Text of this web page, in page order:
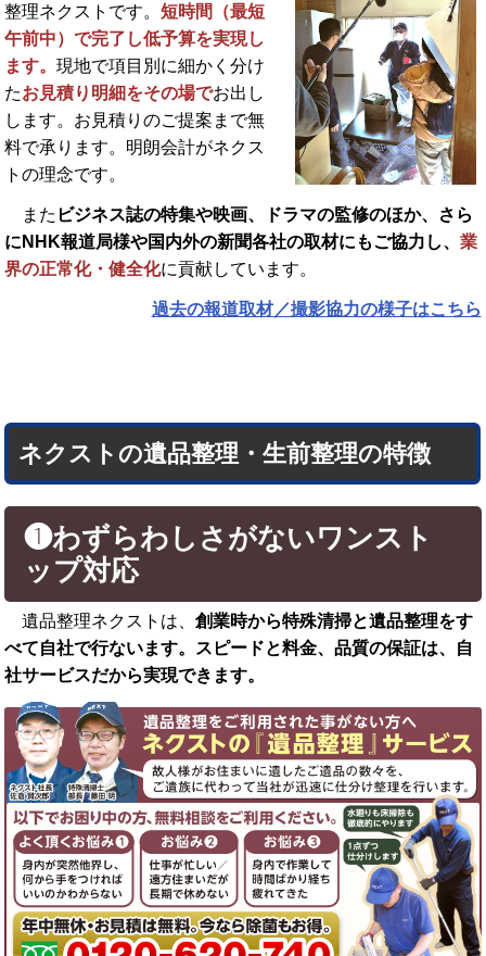
整理ネクストです。短時間（最短
午前中）で完了し低予算を実現し
ます。現地で項目別に細かく分け
たお見積り明細をその場でお出し
します。お見積りのご提案まで無
料で承ります。明朗会計がネクス
トの理念です。
また ビジネス誌の特集や映画、ドラマの監修のほか、さら
に NHK報道局様や国内外の新聞各社の取材にもご協力し、業
界の正常化・健全化に貢献しています。
過去の報道取材／撮影協力の様子はこちら
ネクストの遺品整理・生前整理の特徴
❶わずらわしさがないワンスト
ップ対応
遺品整理ネクストは、創業時から特殊清掃と遺品整理をす
べて自社で行ないます。スピードと料金、品質の保証は、自
社サービスだから実現できます。